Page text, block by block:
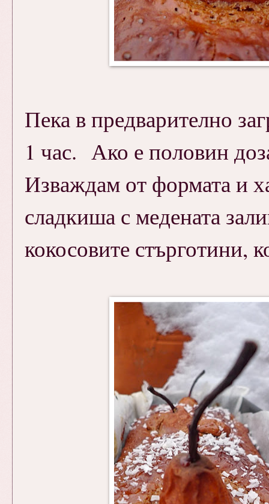
Пека в предварително
1 час. Ако е половин
Изваждам от формата и
сладкиша с медената
кокосовите стърготини,